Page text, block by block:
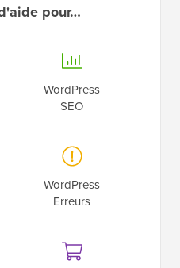
pour…
WordPress
SEO
WordPress
Erreurs